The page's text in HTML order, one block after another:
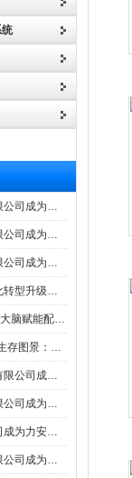
可欣可益电气科技有限公司成为力安电易云战略合作伙伴，共创智能配电新未来
河北品致电气科技有限公司成为力安电易云战略合作伙伴，共创智能配电新未来
河南天力电气设备有限公司成为力安电易云战略合作伙伴，共创智能配电新未来
配电柜制造企业智能化转型升级研讨会在力安成功举办
GD100智能配电柜 AI 大脑赋能配电柜制造企业高压一键顺控！
2026配电柜制造企业生存图景：市场、政策与智能化转型路径
甘肃凯瑞达电气设备有限公司成为电易云战略合作伙伴，共创智能配电新未来
云南成熙电气科技有限公司成为力安电易云战略合作伙伴，共创智能配电新未来
河南古博电气有限公司成为力安电易云战略合作伙伴，共创智能配电新未来！
河南西屋成套设备有限公司成为力安电易云战略合作伙伴，共创智能配电新未来